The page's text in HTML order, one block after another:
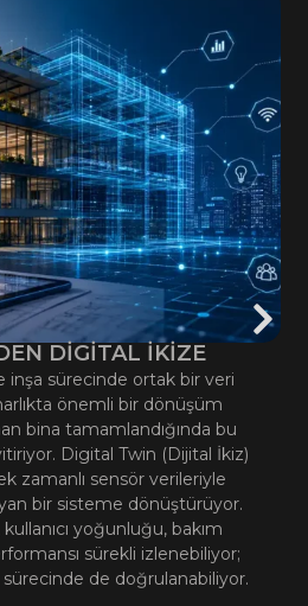
DİGİTAL İKİZE
inşa sürecinde ortak bir veri
önemli bir dönüşüm
bina tamamlandığında bu
Digital Twin (Dijital İkiz)
zamanlı sensör verileriyle
bir sisteme dönüştürüyor.
yoğunluğu, bakım
sürekli izlenebiliyor;
sürecinde de doğrulanabiliyor.